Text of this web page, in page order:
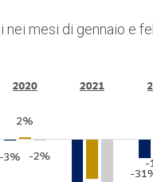
mesi di gennaio e